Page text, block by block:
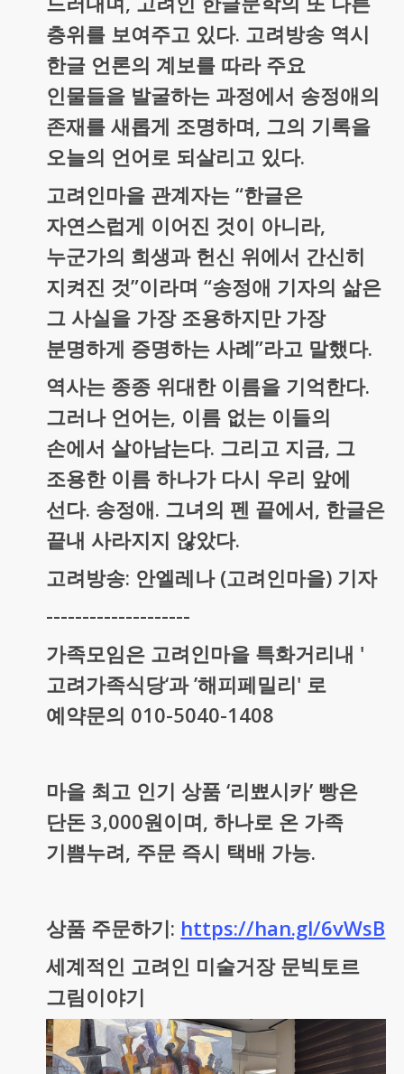
층위를 보여주고 있다. 고려방송 역시
한글 언론의 계보를 따라 주요
인물들을 발굴하는 과정에서 송정애의
존재를 새롭게 조명하며, 그의 기록을
오늘의 언어로 되살리고 있다.
고려인마을 관계자는 “한글은
자연스럽게 이어진 것이 아니라,
누군가의 희생과 헌신 위에서 간신히
지켜진 것”이라며 “송정애 기자의 삶은
그 사실을 가장 조용하지만 가장
분명하게 증명하는 사례”라고 말했다.
역사는 종종 위대한 이름을 기억한다.
그러나 언어는, 이름 없는 이들의
손에서 살아남는다. 그리고 지금, 그
조용한 이름 하나가 다시 우리 앞에
선다. 송정애. 그녀의 펜 끝에서, 한글은
끝내 사라지지 않았다.
고려방송: 안엘레나 (고려인마을) 기자
--------------------
가족모임은 고려인마을 특화거리내 '
고려가족식당‘과 ’해피페밀리' 로
예약문의 010-5040-1408
마을 최고 인기 상품 ‘리뾰시카’ 빵은
단돈 3,000원이며, 하나로 온 가족
기쁨누려, 주문 즉시 택배 가능.
상품 주문하기: https://han.gl/6vWsB
세계적인 고려인 미술거장 문빅토르
그림이야기